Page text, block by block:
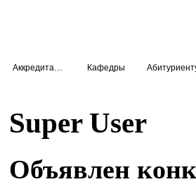
Кафедры
Super User
Объявлен